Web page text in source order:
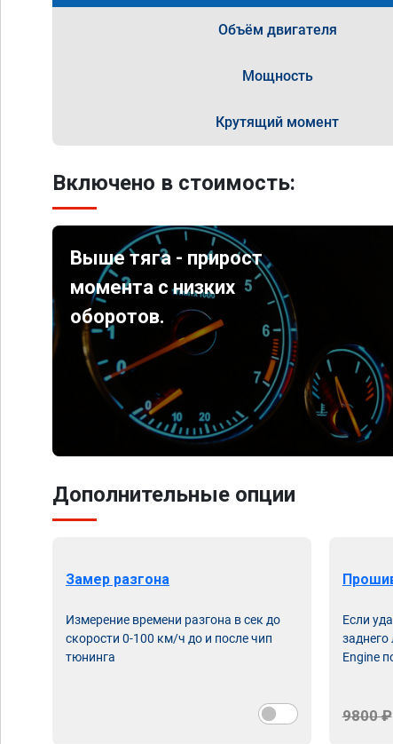
Объём двигателя
Мощность
Крутящий момент
Включено в стоимость:
Выше тяга - прирост
момента с низких
оборотов.
Дополнительные опции
Замер разгона
Измерение времени разгона в сек до
скорости 0-100 км/ч до и после чип
тюнинга
Если
Engine
9800 ₽